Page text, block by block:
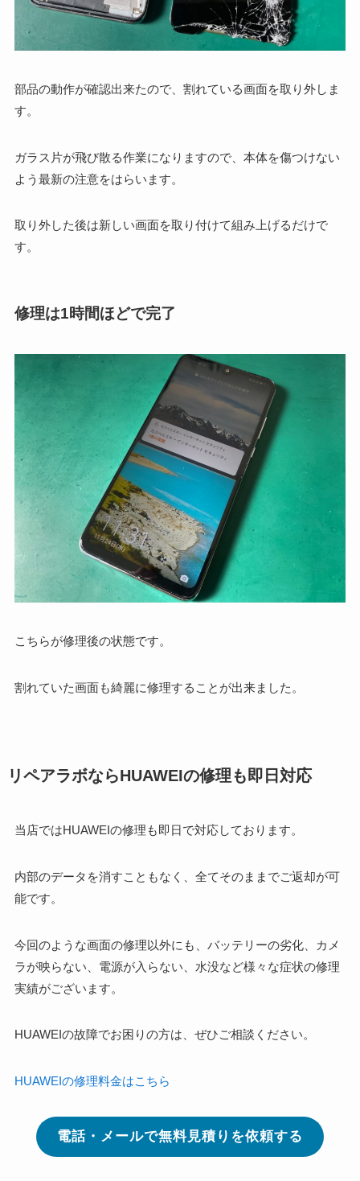
部品の動作が確認出来たので、割れている画面を取り外しま
す。
ガラス片が飛び散る作業になりますので、本体を傷つけない
よう最新の注意をはらいます。
取り外した後は新しい画面を取り付けて組み上げるだけで
す。
修理は1時間ほどで完了
こちらが修理後の状態です。
割れていた画面も綺麗に修理することが出来ました。
リペアラボならHUAWEIの修理も即日対応
当店ではHUAWEIの修理も即日で対応しております。
内部のデータを消すこともなく、全てそのままでご返却が可
能です。
今回のような画面の修理以外にも、バッテリーの劣化、カメ
ラが映らない、電源が入らない、水没など様々な症状の修理
実績がございます。
HUAWEIの故障でお困りの方は、ぜひご相談ください。
HUAWEIの修理料金はこちら
電話・メールで無料見積りを依頼する